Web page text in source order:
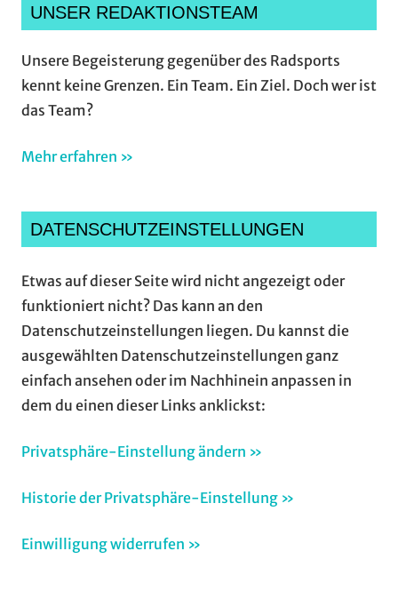
UNSER REDAKTIONSTEAM
Unsere Begeisterung gegenüber des Radsports
kennt keine Grenzen. Ein Team. Ein Ziel. Doch wer ist
das Team?
Mehr erfahren »
DATENSCHUTZEINSTELLUNGEN
Etwas auf dieser Seite wird nicht angezeigt oder
funktioniert nicht? Das kann an den
Datenschutzeinstellungen liegen. Du kannst die
ausgewählten Datenschutzeinstellungen ganz
einfach ansehen oder im Nachhinein anpassen in
dem du einen dieser Links anklickst:
Privatsphäre-Einstellung ändern »
Historie der Privatsphäre-Einstellung »
Einwilligung widerrufen »